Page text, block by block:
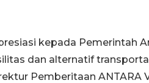
kepada Pemerintah
dan alternatif
Pemberitaan ANTARA